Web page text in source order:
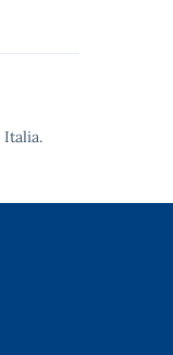
Italia.